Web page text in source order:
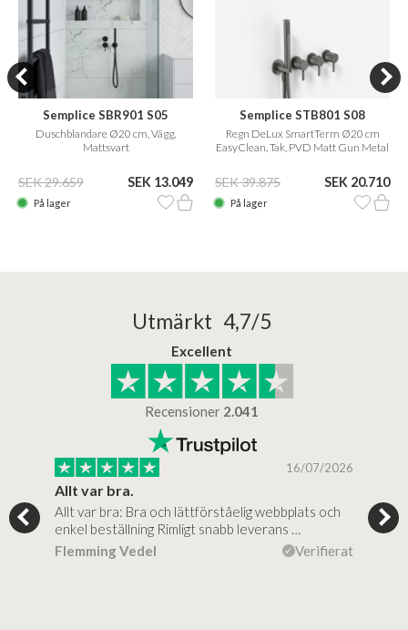
Semplice SBR901 S05
Duschblandare Ø20 cm, Vägg,
Mattsvart
SEK 29.659 SEK 13.049
På lager
Semplice STB801 S08
Regn DeLux SmartTerm Ø20 cm
EasyClean, Tak, PVD Matt Gun Metal
SEK 39.875 SEK 20.710
På lager
Utmärkt 4,7/5
Excellent
Recensioner 2.041
16/07/2026
Allt var bra.
Allt var bra: Bra och lättförståelig webbplats och
enkel beställning Rimligt snabb leverans …
Flemming Vedel
Verifierat
Jag